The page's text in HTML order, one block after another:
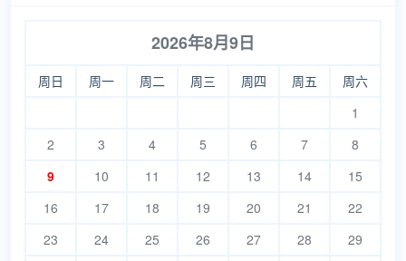
2026年8月9日
周日 周一 周二 周三 周四 周五
周六
1
2
3 4 5 6 7
8
9
10 11 12 13 14
15
16
17 18 19 20 21
22
23
24 25 26 27 28
29